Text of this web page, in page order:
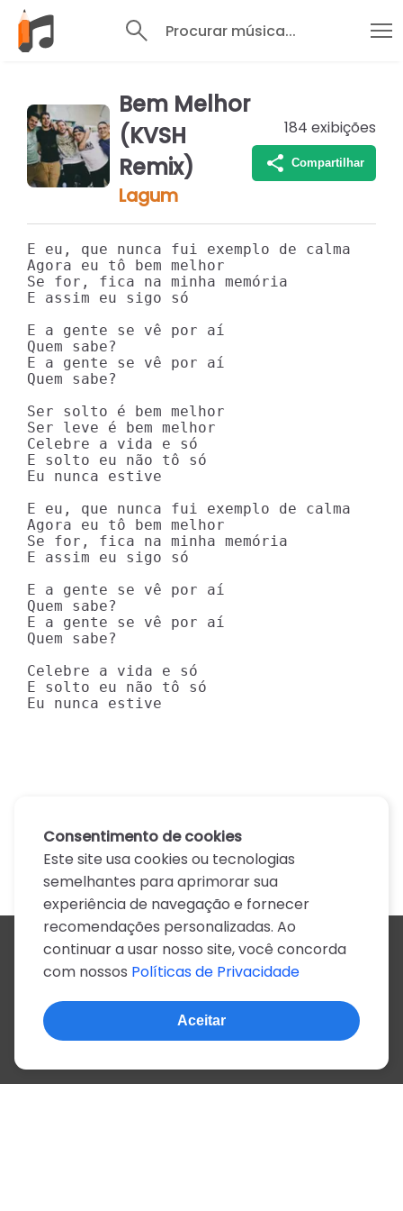
Procurar música...
Bem Melhor
(KVSH
Remix)
Lagum
184 exibições
Compartilhar
E eu, que nunca fui exemplo de calma
Agora eu tô bem melhor
Se for, fica na minha memória
E assim eu sigo só
E a gente se vê por aí
Quem sabe?
E a gente se vê por aí
Quem sabe?
Ser solto é bem melhor
Ser leve é bem melhor
Celebre a vida e só
E solto eu não tô só
Eu nunca estive
E eu, que nunca fui exemplo de calma
Agora eu tô bem melhor
Se for, fica na minha memória
E assim eu sigo só
E a gente se vê por aí
Quem sabe?
E a gente se vê por aí
Quem sabe?
Celebre a vida e só
E solto eu não tô só
Eu nunca estive
Todos os artistas
A
B C D E F G H I J
N
O P Q R S T U V W X
Z
0-9
© 2022, mais de 2 milhões de cifras e letras
Consentimento de cookies
Este site usa cookies ou tecnologias
semelhantes para aprimorar sua
experiência de navegação e fornecer
recomendações personalizadas. Ao
continuar a usar nosso site, você concorda
com nossos Políticas de Privacidade
Aceitar